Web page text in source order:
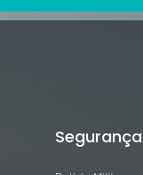
Segurança